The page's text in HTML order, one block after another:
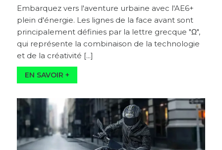
Embarquez vers l'aventure urbaine avec l'AE6+
plein d'énergie. Les lignes de la face avant sont
principalement définies par la lettre grecque "Ω",
qui représente la combinaison de la technologie
et de la créativité [...]